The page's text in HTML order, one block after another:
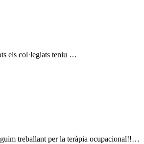
els col·legiats teniu …
treballant per la teràpia ocupacional!!…